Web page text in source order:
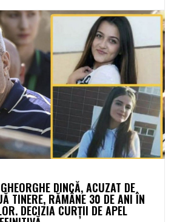
DINCĂ, ACUZAT DE
TINERE, RĂMÂNE 30 DE ANI ÎN
DECIZIA CURȚII DE APEL